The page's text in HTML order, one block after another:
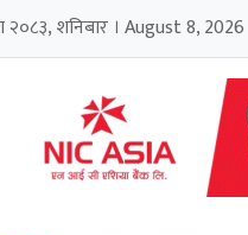
२०८३, शनिबार । August 8, 2026